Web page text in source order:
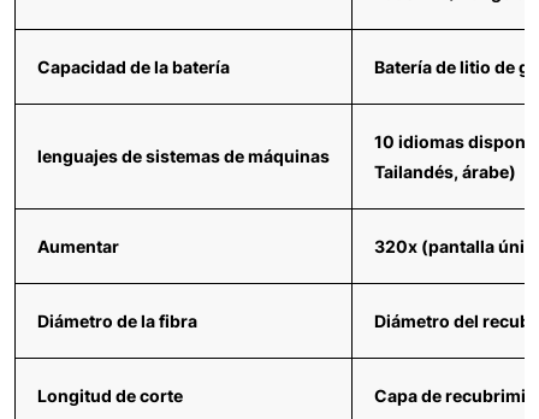
Capacidad de la batería Batería de litio de
lenguajes de sistemas de máquinas
10 idiomas
Tailandés, árabe)
Aumentar 320x (pantalla
Diámetro de la fibra Diámetro del
Longitud de corte Capa de